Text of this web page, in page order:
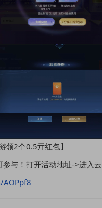
领2个0.5亓红包】
与！打开活动地址->进入